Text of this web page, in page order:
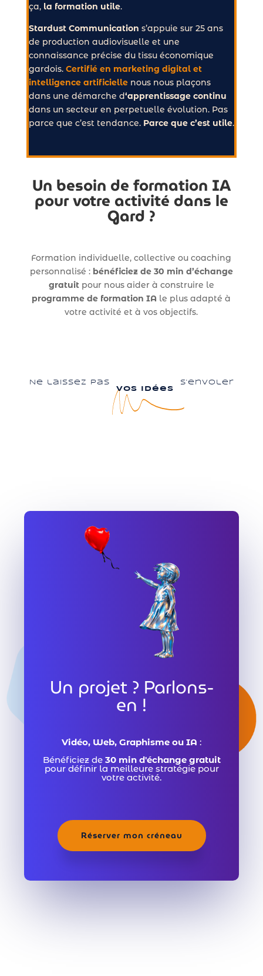
ça, la formation utile.
Stardust Communication s’appuie sur 25 ans
de production audiovisuelle et une
connaissance précise du tissu économique
gardois. Certifié en marketing digital et
intelligence artificiellenous nous plaçons
dans une démarche d‘apprentissage continu
dans un secteur en perpetuelle évolution. Pas
parce que c’est tendance. Parce que c’est utile.
Un besoin de formation IA
pour votre activité dans le
Gard ?
Formation individuelle, collective ou coaching
personnalisé : bénéficiez de 30 min d’échange
gratuitpour nous aider à construire le
programme de formation IA le plus adapté à
votre activité et à vos objectifs.
Ne laissez pas
vos idées
s'envoler
Un projet ? Parlons-
en !
Vidéo, Web, Graphisme ou IA :
Bénéficiez de 30 min d'échange gratuit
pour définir la meilleure stratégie pour
votre activité.
Réserver mon créneau